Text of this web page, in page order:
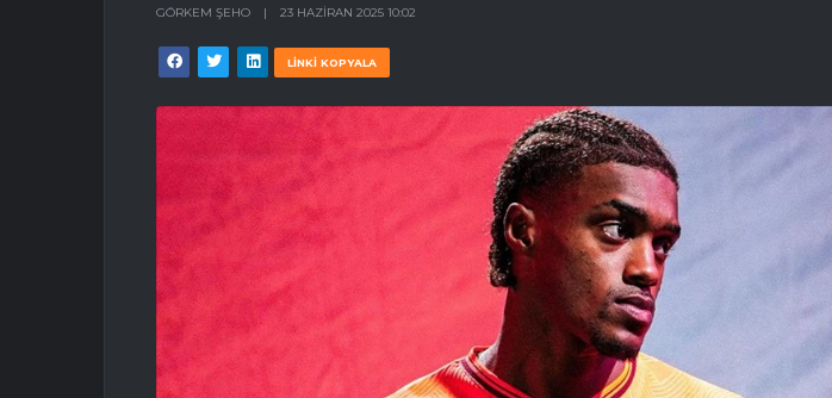
GÖRKEM ŞEHO | 23 HAZIRAN 2025 10:02
LİNKİ KOPYALA